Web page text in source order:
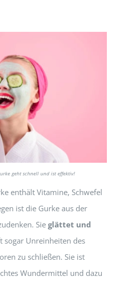
geht schnell und ist effektiv!
enthält Vitamine, Schwefel
ist die Gurke aus der
Sieglättet und
sogar Unreinheiten des
zu schließen. Sie ist
Wundermittel und dazu